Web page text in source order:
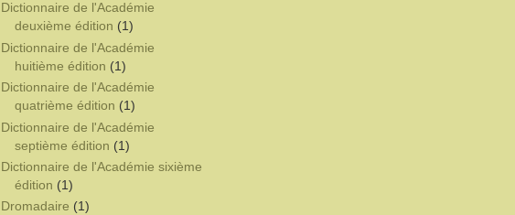
Dictionnaire de l'Académie
deuxième édition (1)
Dictionnaire de l'Académie
huitième édition (1)
Dictionnaire de l'Académie
quatrième édition (1)
Dictionnaire de l'Académie
septième édition (1)
Dictionnaire de l'Académie sixième
édition (1)
Dromadaire (1)